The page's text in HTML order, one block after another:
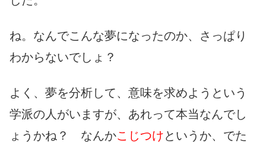
ね。なんでこんな夢になったのか、さっぱり
わからないでしょ？
よく、夢を分析して、意味を求めようという
学派の人がいますが、あれって本当なんでし
ょうかね？ なんかこじつけというか、でた